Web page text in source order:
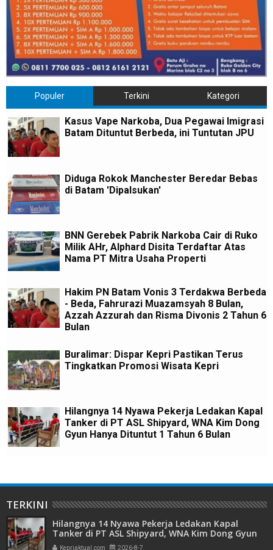
Populer Terkini Kategori
Kasus Vape Narkoba, Dua Pegawai Imigrasi
Batam Dituntut Berbeda, ini Tuntutan JPU
Diduga Rokok Manchester Beredar Bebas
di Batam 'Dipalsukan'
BNN Gerebek Pabrik Narkoba Cair di Ruko
Milik AHr, Alphard Disita Terdaftar Atas
Nama PT Mitra Usaha Properti
Hakim PN Batam Vonis 3 Terdakwa Berbeda
- Beda, Fahrurazi Muazamsyah 8 Bulan,
Azzah Azzurah dan Risma Divonis 2 Tahun 6
Bulan
Buralimar: Dispar Kepri Pastikan Terus
Tingkatkan Promosi Wisata Kepri
Hilangnya 14 Nyawa Pekerja Ledakan Kapal
Tanker di PT ASL Shipyard, WNA Kim Dong
Gyun Hanya Dituntut 1 Tahun 6 Bulan
TERKINI
Hilangnya 14 Nyawa Pekerja Ledakan Kapal
Tanker di PT ASL Shipyard, WNA Kim Dong Gyun
Hanya Dituntut 1 Tahun 6 Bulan
Kepriaktual.com 2026-8-7